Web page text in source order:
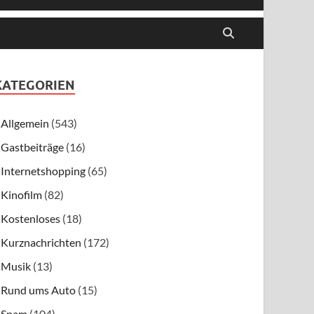
Allgemein (543)
Gastbeiträge (16)
Internetshopping (65)
Kinofilm (82)
Kostenloses (18)
Kurznachrichten (172)
Musik (13)
Rund ums Auto (15)